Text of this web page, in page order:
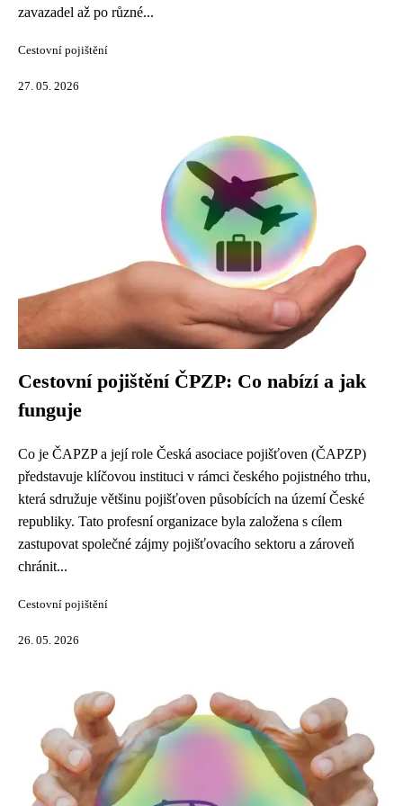
zavazadel až po různé...
Cestovní pojištění
27. 05. 2026
Cestovní pojištění ČPZP: Co nabízí a jak
funguje
Co je ČAPZP a její role Česká asociace pojišťoven (ČAPZP)
představuje klíčovou instituci v rámci českého pojistného trhu,
která sdružuje většinu pojišťoven působících na území České
republiky. Tato profesní organizace byla založena s cílem
zastupovat společné zájmy pojišťovacího sektoru a zároveň
chránit...
Cestovní pojištění
26. 05. 2026